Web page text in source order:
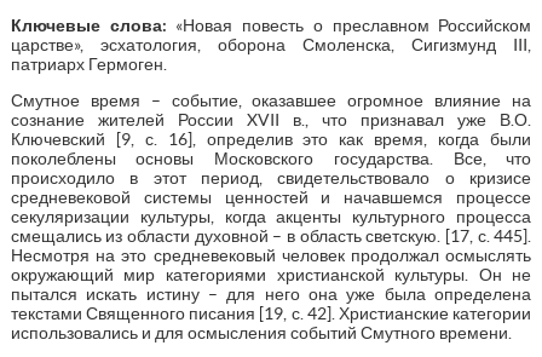
Ключевые слова: «Новая повесть о преславном Российском
царстве», эсхатология, оборона Смоленска, Сигизмунд III,
патриарх Гермоген.
Смутное время – событие, оказавшее огромное влияние на
сознание жителей России XVII в., что признавал уже В.О.
Ключевский [9, с. 16], определив это как время, когда были
поколеблены основы Московского государства. Все, что
происходило в этот период, свидетельствовало о кризисе
средневековой системы ценностей и начавшемся процессе
секуляризации культуры, когда акценты культурного процесса
смещались из области духовной – в область светскую. [17, с. 445].
Несмотря на это средневековый человек продолжал осмыслять
окружающий мир категориями христианской культуры. Он не
пытался искать истину – для него она уже была определена
текстами Священного писания [19, с. 42]. Христианские категории
использовались и для осмысления событий Смутного времени.